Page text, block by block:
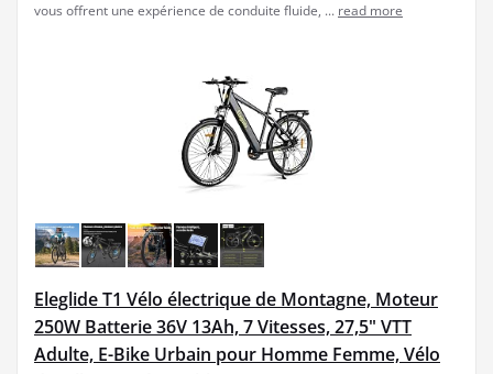
vous offrent une expérience de conduite fluide, ... read more
Eleglide T1 Vélo électrique de Montagne, Moteur
250W Batterie 36V 13Ah, 7 Vitesses, 27,5" VTT
Adulte, E-Bike Urbain pour Homme Femme, Vélo